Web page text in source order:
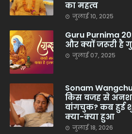
का महत्व
जुलाई 10, 2025
Guru Purnima
और क्यों जरूरी है
जुलाई 07, 2025
Sonam
किस वजह से
वांगचुक? कब
क्या-क्या हुआ
जुलाई 18, 2026